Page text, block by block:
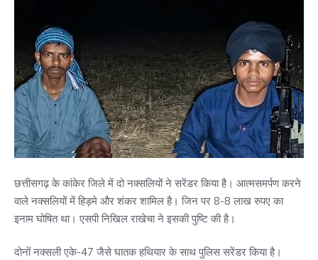
छत्तीसगढ़ के कांकेर जिले में दो नक्सलियों ने सरेंडर किया है। आत्मसमर्पण करने
वाले नक्सलियों में हिड़मे और शंकर शामिल है। जिन पर 8-8 लाख रुपए का
इनाम घोषित था। एसपी निखिल राखेचा ने इसकी पुष्टि की है।
दोनों नक्सली एके-47 जैसे घातक हथियार के साथ पुलिस सरेंडर किया है।